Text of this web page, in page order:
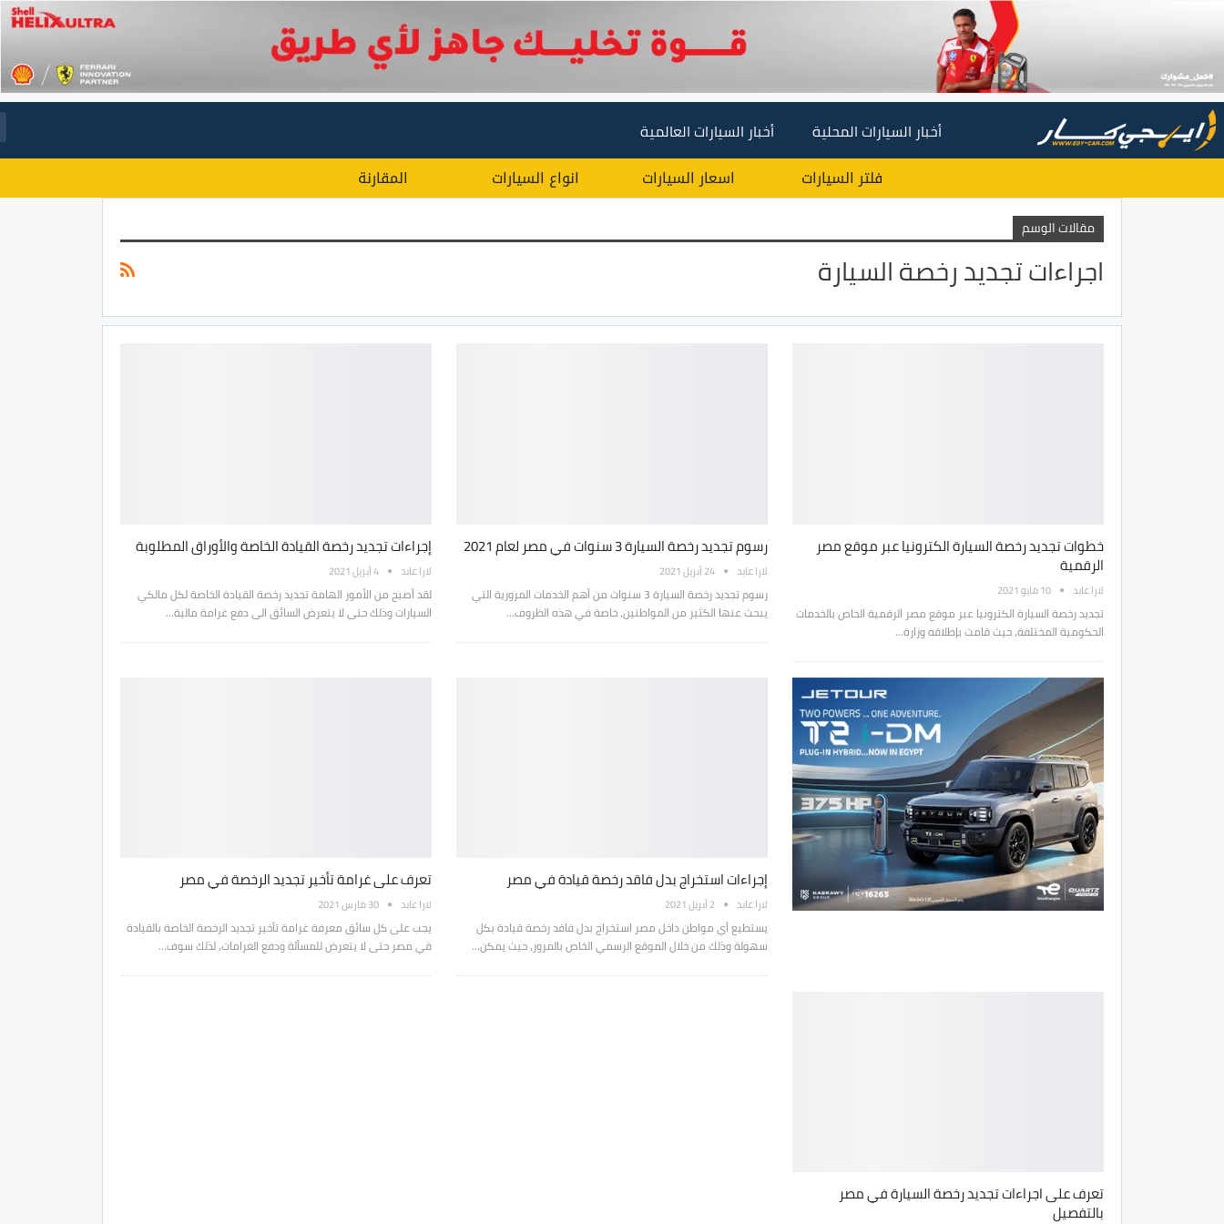
أخبار السيارات المحلية أخبار السيارات العالمية
فلتر السيارات اسعار السيارات انواع السيارات المقارنة
مقالات الوسم
اجراءات تجديد رخصة السيارة
خطوات تجديد رخصة السيارة الكترونيا عبر موقع مصر
الرقمية
لارا عابد 10 مايو 2021
تجديد رخصة السيارة الكترونيا عبر موقع مصر الرقمية الخاص بالخدمات
الحكومية المختلفة، حيث قامت بإطلاقه وزارة…
رسوم تجديد رخصة السيارة 3 سنوات في مصر لعام 2021
لارا عابد 24 أبريل 2021
رسوم تجديد رخصة السيارة 3 سنوات من أهم الخدمات المرورية التي
يبحث عنها الكثير من المواطنين، خاصة في هذه الظروف…
إجراءات تجديد رخصة القيادة الخاصة والأوراق المطلوبة
لارا عابد 4 أبريل 2021
لقد أصبح من الأمور الهامة تجديد رخصة القيادة الخاصة لكل مالكي
السيارات وذلك حتى لا يتعرض السائق الى دفع غرامة مالية…
إجراءات استخراج بدل فاقد رخصة قيادة في مصر
لارا عابد 2 أبريل 2021
يستطيع أي مواطن داخل مصر استخراج بدل فاقد رخصة قيادة بكل
سهولة وذلك من خلال الموقع الرسمي الخاص بالمرور، حيث يمكن…
تعرف على غرامة تأخير تجديد الرخصة في مصر
لارا عابد 30 مارس 2021
يجب على كل سائق معرفة غرامة تأخير تجديد الرخصة الخاصة بالقيادة
في مصر حتى لا يتعرض للمسألة ودفع الغرامات، لذلك سوف…
تعرف على اجراءات تجديد رخصة السيارة في مصر
بالتفصيل